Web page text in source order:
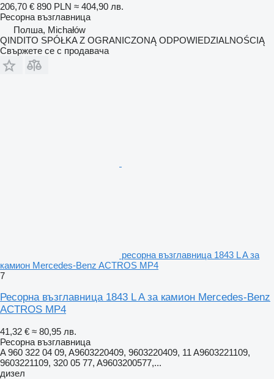
206,70 € 890 PLN ≈ 404,90 лв.
Ресорна възглавница
Полша, Michałów
QINDITO SPÓŁKA Z OGRANICZONĄ ODPOWIEDZIALNOŚCIĄ
Свържете се с продавача
ресорна възглавница 1843 L A за
камион Mercedes-Benz ACTROS MP4
7
Ресорна възглавница 1843 L A за камион Mercedes-Benz
ACTROS MP4
41,32 € ≈ 80,95 лв.
Ресорна възглавница
A 960 322 04 09, A9603220409, 9603220409, 11 A9603221109,
9603221109, 320 05 77, A9603200577,...
дизел